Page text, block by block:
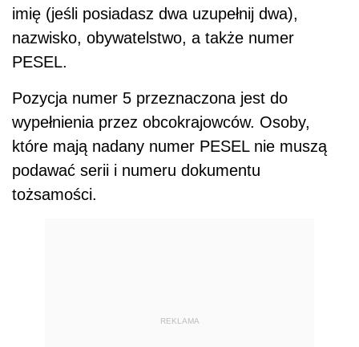
imię (jeśli posiadasz dwa uzupełnij dwa),
nazwisko, obywatelstwo, a także numer
PESEL.
Pozycja numer 5 przeznaczona jest do
wypełnienia przez obcokrajowców. Osoby,
które mają nadany numer PESEL nie muszą
podawać serii i numeru dokumentu
tożsamości.
REKLAMA